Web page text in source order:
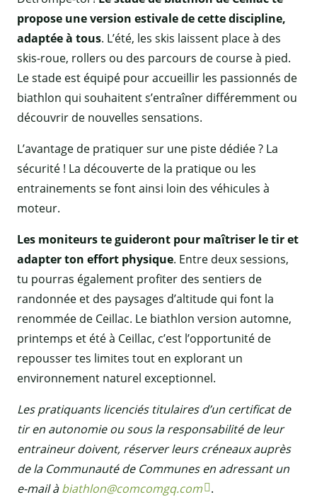
propose une version estivale de cette discipline,
adaptée à tous. L’été, les skis laissent place à des
skis-roue, rollers ou des parcours de course à pied.
Le stade est équipé pour accueillir les passionnés de
biathlon qui souhaitent s’entraîner différemment ou
découvrir de nouvelles sensations.
L’avantage de pratiquer sur une piste dédiée ? La
sécurité ! La découverte de la pratique ou les
entrainements se font ainsi loin des véhicules à
moteur.
Les moniteurs te guideront pour maîtriser le tir et
adapter ton effort physique. Entre deux sessions,
tu pourras également profiter des sentiers de
randonnée et des paysages d’altitude qui font la
renommée de Ceillac. Le biathlon version automne,
printemps et été à Ceillac, c’est l’opportunité de
repousser tes limites tout en explorant un
environnement naturel exceptionnel.
Les pratiquants licenciés titulaires d’un certificat de
tir en autonomie ou sous la responsabilité de leur
entraineur doivent, réserver leurs créneaux auprès
de la Communauté de Communes en adressant un
e-mail àbiathlon@comcomgq.com .